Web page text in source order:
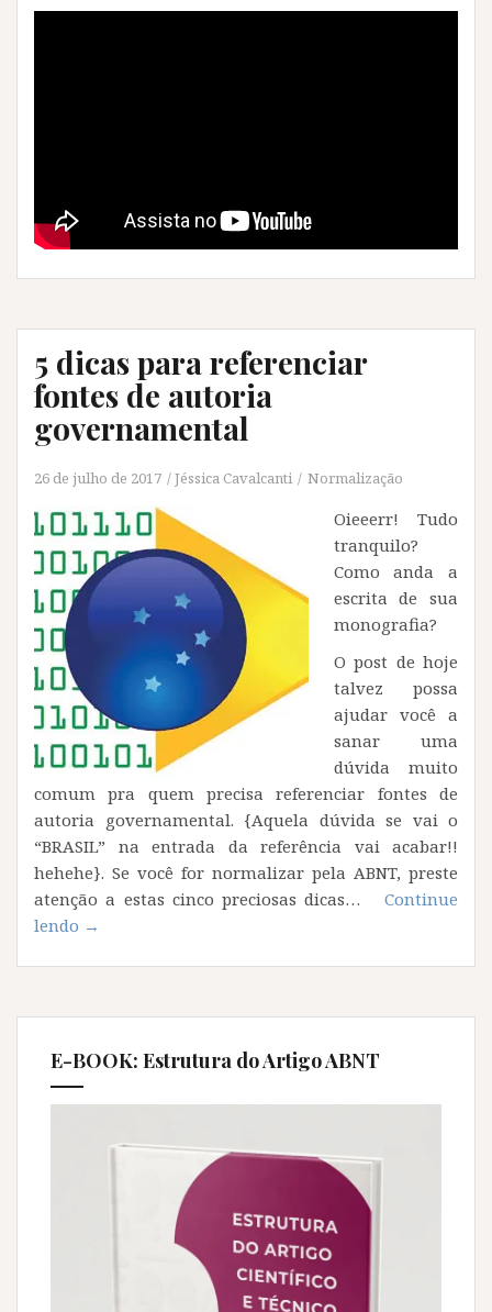
5 dicas para referenciar
fontes de autoria
governamental
26 de julho de 2017 Jéssica Cavalcanti Normalização
Oieeerr! Tudo
tranquilo?
Como anda a
escrita de sua
monografia?
O post de hoje
talvez possa
ajudar você a
sanar uma
dúvida muito
comum pra quem precisa referenciar fontes de
autoria governamental. {Aquela dúvida se vai o
“BRASIL” na entrada da referência vai acabar!!
hehehe}. Se você for normalizar pela ABNT, preste
atenção a estas cinco preciosas dicas… Continue
lendo “5
de
autoria
governamental”
→
E-BOOK: Estrutura do Artigo ABNT